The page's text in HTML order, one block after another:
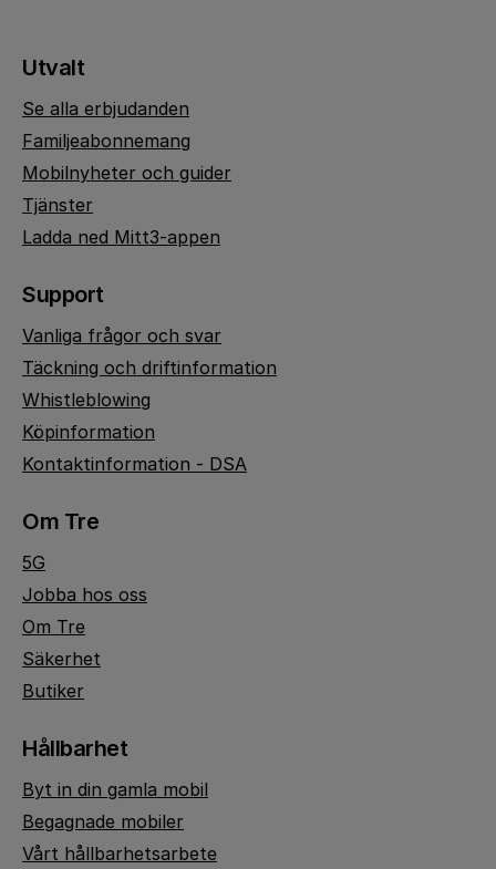
Utvalt
Se alla erbjudanden
Familjeabonnemang
Mobilnyheter och guider
Tjänster
Ladda ned Mitt3-appen
Support
Vanliga frågor och svar
Täckning och driftinformation
Whistleblowing
Köpinformation
Kontaktinformation - DSA
Om Tre
5G
Jobba hos oss
Om Tre
Säkerhet
Butiker
Hållbarhet
Byt in din gamla mobil
Begagnade mobiler
Vårt hållbarhetsarbete